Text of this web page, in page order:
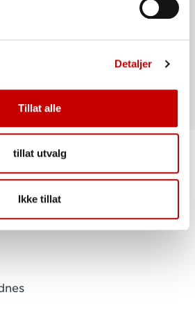
Detaljer
Tillat alle
tillat utvalg
Ikke tillat